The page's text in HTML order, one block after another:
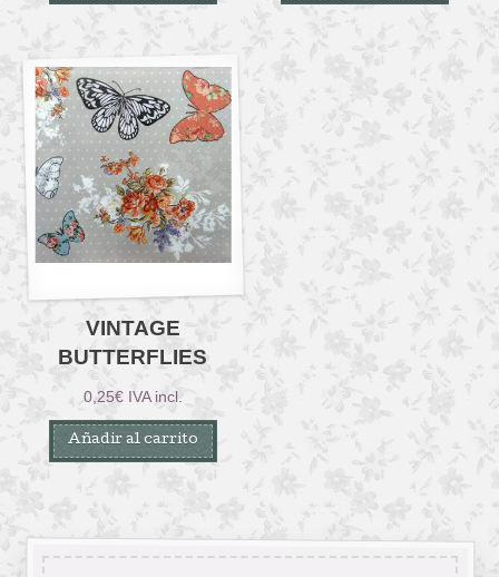
VINTAGE
BUTTERFLIES
0,25€ IVA incl.
Añadir al carrito